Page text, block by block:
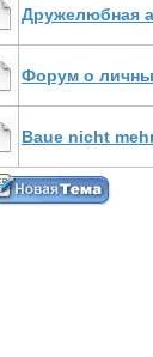
Дружелюбная
Форум о
Baue nicht